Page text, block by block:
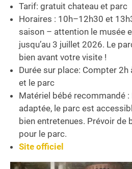
Tarif: gratuit chateau et parc
Horaires : 10h–12h30 et
saison – attention le musée
jusqu’au 3 juillet 2026. Le
bien avant votre visite !
Durée sur place: Compter
et le parc
Matériel bébé recommandé
adaptée, le parc est
bien entretenues. Prévoir de
pour le parc.
Site officiel